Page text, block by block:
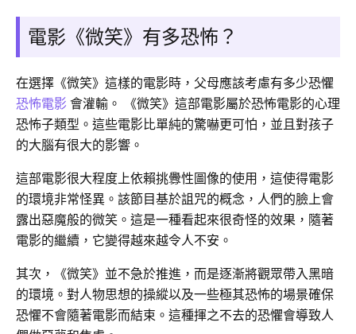
電影《微笑》有多恐怖？
在選擇《微笑》這樣的電影時，父母應該考慮有多少恐懼
恐怖電影 會灌輸。 《微笑》這部電影屬於恐怖電影的心理
恐怖子類型。這些電影比單純的驚嚇更可怕，並且對孩子
的大腦有很大的影響。
這部電影很大程度上依賴挑釁性圖像的使用，這使得電影
的環境非常怪異。該節目基於詛咒的概念，人們的臉上會
露出惡魔般的微笑。這是一種看起來很奇怪的效果，隨著
電影的繼續，它變得越來越令人不安。
其次，《微笑》並不急於推進，而是逐漸將觀眾帶入黑暗
的環境。對人物思想的操縱以及一些極其恐怖的場景確保
恐懼不會隨著電影而結束。這種揮之不去的恐懼會導致人